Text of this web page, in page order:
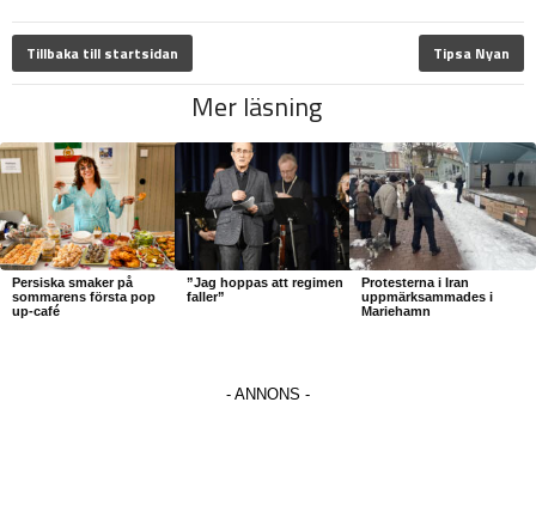
Tillbaka till startsidan Tipsa Nyan
Mer läsning
Persiska smaker på
sommarens första pop
up-café
”Jag hoppas att regimen
faller”
Protesterna i Iran
uppmärksammades i
Mariehamn